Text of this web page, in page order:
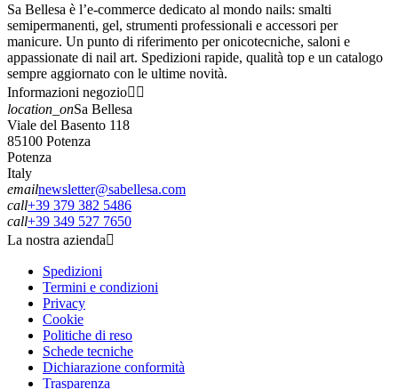
Sa Bellesa è l’e-commerce dedicato al mondo nails: smalti
semipermanenti, gel, strumenti professionali e accessori per
manicure. Un punto di riferimento per onicotecniche, saloni e
appassionate di nail art. Spedizioni rapide, qualità top e un catalogo
sempre aggiornato con le ultime novità.
Informazioni negozio 
location_onSa Bellesa
Viale del Basento 118
85100 Potenza
Potenza
Italy
emailnewsletter@sabellesa.com
call+39 379 382 5486
call+39 349 527 7650
La nostra azienda
Spedizioni
Termini e condizioni
Privacy
Cookie
Politiche di reso
Schede tecniche
Dichiarazione conformità
Trasparenza